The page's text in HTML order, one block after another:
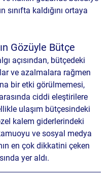
sınıfta kaldığını ortaya
Gözüyle Bütçe
açısından, bütçedeki
ve azalmalara rağmen
bir etki görülmemesi,
ciddi eleştirilere
ulaşım bütçesindeki
kalem giderlerindeki
ve sosyal medya
en çok dikkatini çeken
yer aldı.